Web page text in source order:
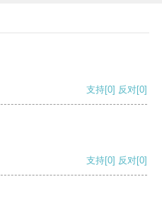
支持[0] 反对[0]
支持[0] 反对[0]